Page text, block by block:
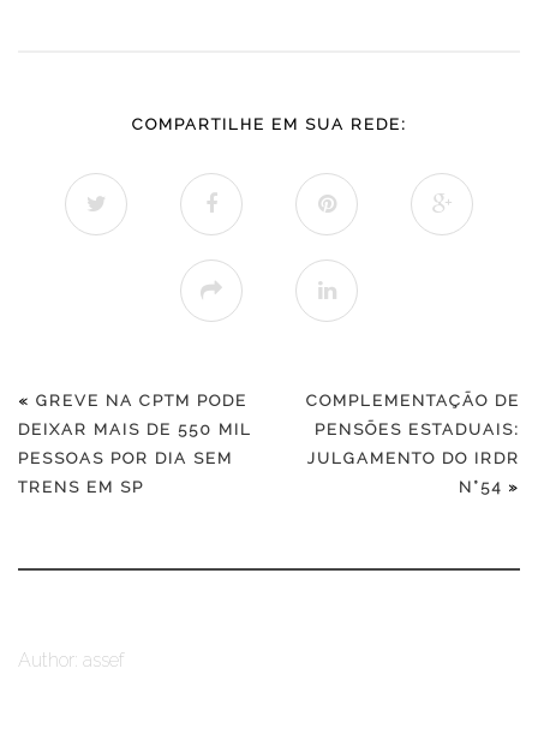
COMPARTILHE EM SUA REDE:
« GREVE NA CPTM PODE
DEIXAR MAIS DE 550 MIL
PESSOAS POR DIA SEM
TRENS EM SP
COMPLEMENTAÇÃO DE
PENSÕES ESTADUAIS:
JULGAMENTO DO IRDR
N°54 »
Author: assef